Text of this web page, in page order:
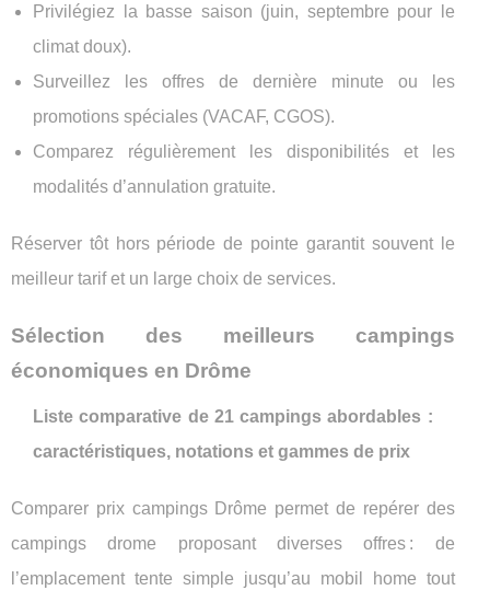
Privilégiez la basse saison (juin, septembre pour le
climat doux).
Surveillez les offres de dernière minute ou les
promotions spéciales (VACAF, CGOS).
Comparez régulièrement les disponibilités et les
modalités d’annulation gratuite.
Réserver tôt hors période de pointe garantit souvent le
meilleur tarif et un large choix de services.
Sélection des meilleurs campings
économiques en Drôme
Liste comparative de 21 campings abordables :
caractéristiques, notations et gammes de prix
Comparer prix campings Drôme permet de repérer des
campings drome proposant diverses offres : de
l’emplacement tente simple jusqu’au mobil home tout